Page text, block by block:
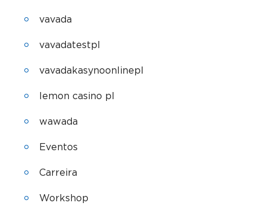
vavada
vavadatestpl
vavadakasynoonlinepl
lemon casino pl
wawada
Eventos
Carreira
Workshop